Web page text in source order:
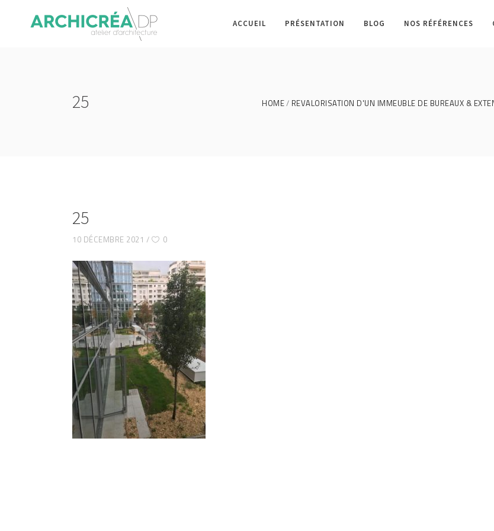
ACCUEIL PRÉSENTATION BLOG NOS RÉFÉRENCES
25 HOME REVALORISATION D'UN IMMEUBLE DE BUREAUX &
25
10 DÉCEMBRE 2021 0